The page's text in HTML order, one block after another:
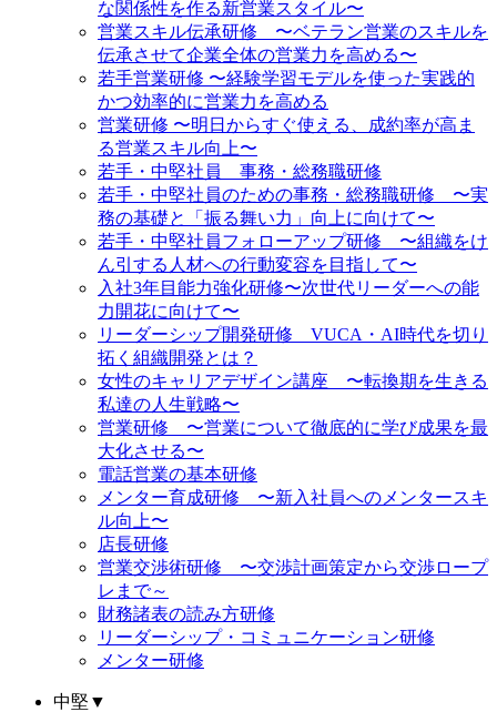
な関係性を作る新営業スタイル〜
営業スキル伝承研修 〜ベテラン営業のスキルを
伝承させて企業全体の営業力を高める〜
若手営業研修 〜経験学習モデルを使った実践的
かつ効率的に営業力を高める
営業研修 〜明日からすぐ使える、成約率が高ま
る営業スキル向上〜
若手・中堅社員 事務・総務職研修
若手・中堅社員のための事務・総務職研修 〜実
務の基礎と「振る舞い力」向上に向けて〜
若手・中堅社員フォローアップ研修 〜組織をけ
ん引する人材への行動変容を目指して〜
入社3年目能力強化研修〜次世代リーダーへの能
力開花に向けて〜
リーダーシップ開発研修 VUCA・AI時代を切り
拓く組織開発とは？
女性のキャリアデザイン講座 〜転換期を生きる
私達の人生戦略〜
営業研修 〜営業について徹底的に学び成果を最
大化させる〜
電話営業の基本研修
メンター育成研修 〜新入社員へのメンタースキ
ル向上〜
店長研修
営業交渉術研修 〜交渉計画策定から交渉ロープ
レまで～
財務諸表の読み方研修
リーダーシップ・コミュニケーション研修
メンター研修
中堅 ▼